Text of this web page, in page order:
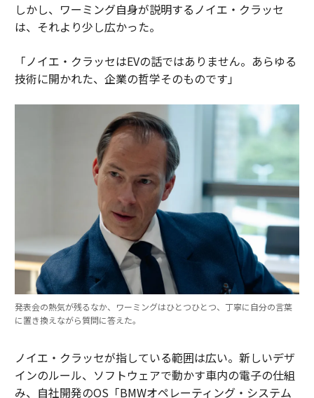
しかし、ワーミング自身が説明するノイエ・クラッセ
は、それより少し広かった。
「ノイエ・クラッセはEVの話ではありません。あらゆる
技術に開かれた、企業の哲学そのものです」
発表会の熱気が残るなか、ワーミングはひとつひとつ、丁寧に自分の言葉
に置き換えながら質問に答えた。
ノイエ・クラッセが指している範囲は広い。新しいデザ
インのルール、ソフトウェアで動かす車内の電子の仕組
み、自社開発のOS「BMWオペレーティング・システム